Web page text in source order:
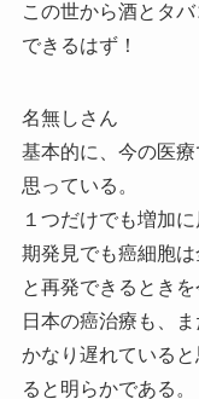
この世から酒とタ
できるはず！
名無しさん
基本的に、今の医
思っている。
１つだけでも増加
期発見でも癌細胞
と再発できるとき
日本の癌治療も、
かなり遅れている
ると明らかである。